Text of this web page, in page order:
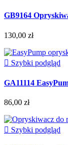
GB9164
130,00 zł
 Szybki podgląd
GA11114
86,00 zł
 Szybki podgląd